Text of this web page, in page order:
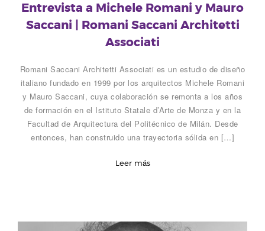
r
Entrevista a Michele Romani y Mauro
Saccani | Romani Saccani Architetti
Associati
Romani Saccani Architetti Associati es un estudio de diseño
italiano fundado en 1999 por los arquitectos Michele Romani
y Mauro Saccani, cuya colaboración se remonta a los años
de formación en el Istituto Statale d’Arte de Monza y en la
Facultad de Arquitectura del Politécnico de Milán. Desde
entonces, han construido una trayectoria sólida en […]
Leer más